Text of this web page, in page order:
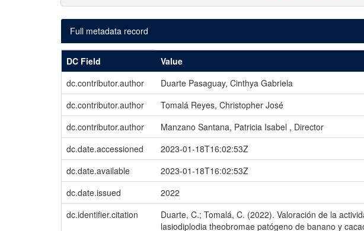
Full metadata record
DC Field Value
dc.contributor.author
Duarte Pasaguay, Cinthya Gabriela
dc.contributor.author
Tomalá Reyes, Christopher José
dc.contributor.author
Manzano Santana, Patricia Isabel , Director
dc.date.accessioned
2023-01-18T16:02:53Z
dc.date.available
2023-01-18T16:02:53Z
dc.date.issued
2022
dc.identifier.citation
Duarte, C.; Tomalá, C. (2022). Valoración de la
lasiodiplodia theobromae patógeno de banano y